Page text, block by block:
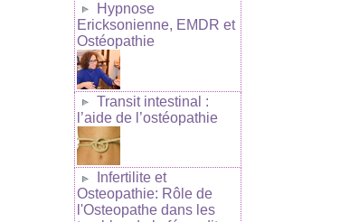
Hypnose
Ericksonienne, EMDR et
Ostéopathie
Transit intestinal :
l’aide de l’ostéopathie
Infertilite et
Osteopathie: Rôle de
l'Osteopathe dans les